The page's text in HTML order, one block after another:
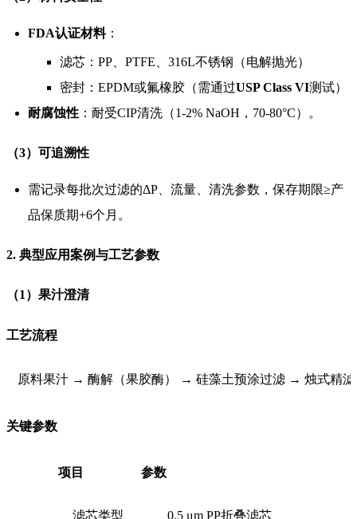
FDA认证材料：
滤芯：PP、PTFE、316L不锈钢（电解抛光）
密封：EPDM或氟橡胶（需通过USP Class VI测试）
耐腐蚀性 ：耐受CIP清洗（1-2% NaOH，70-80°C）。
（3）可追溯性
需记录每批次过滤的ΔP、流量、清洗参数，保存期限≥产
品保质期+6个月。
2. 典型应用案例与工艺参数
（1）果汁澄清
工艺流程
原料果汁 → 酶解（果胶酶） → 硅藻土预涂过滤 → 烛式精
关键参数
项目 参数
滤芯类型 0.5 μm PP折叠滤芯